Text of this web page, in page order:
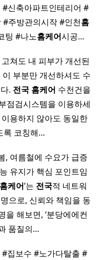
신축아파트인테리어 #
주방관의시작 #인천홈
팅 #나노홈케어시공…
쳐도 내 피부가 개선된
부분만 개선하셔도 수
. 전국 홈케어 수천건을
점검시스템을 이용하세
용하지 않아도 동일한
록 코칭해…
, 여름철에 수요가 급증
유지가 핵심 포인트임
홈케어’는 전국적 네트워
으로, 신뢰와 책임을 동
을 해보면, ‘분당에에컨
품질의…
집보수 #노가다탈출 #